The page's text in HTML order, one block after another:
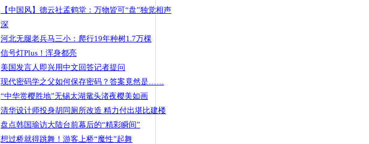
【中国风】德云社孟鹤堂：万物皆可“盘”独觉相声
深
河北无腿老兵马三小：爬行19年种树1.7万棵
信号灯Plus！浑身都亮
美国发言人即兴用中文回答记者提问
现代密码学之父如何保存密码？答案竟然是……
“中华赏樱胜地”无锡太湖鼋头渚夜樱美如画
清华设计师投身胡同厕所改造 精力付出堪比建楼
盘点韩国瑜访大陆台前幕后的“精彩瞬间”
想过桥就得跳舞！游客上桥“魔性”起舞